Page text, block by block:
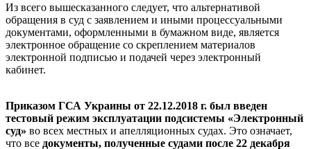
Из всего вышесказанного следует, что альтернативой
обращения в суд с заявлением и иными процессуальными
документами, оформленными в бумажном виде, является
электронное обращение со скреплением материалов
электронной подписью и подачей через электронный
кабинет.
Приказом ГСА Украины от 22.12.2018 г. был введен
тестовый режим эксплуатации подсистемы «Электронный
суд» во всех местных и апелляционных судах. Это означает,
что все документы, полученные судами после 22 декабря